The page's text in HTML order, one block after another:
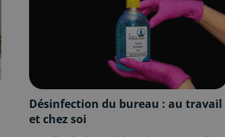
Désinfection du bureau : au travail
et chez soi